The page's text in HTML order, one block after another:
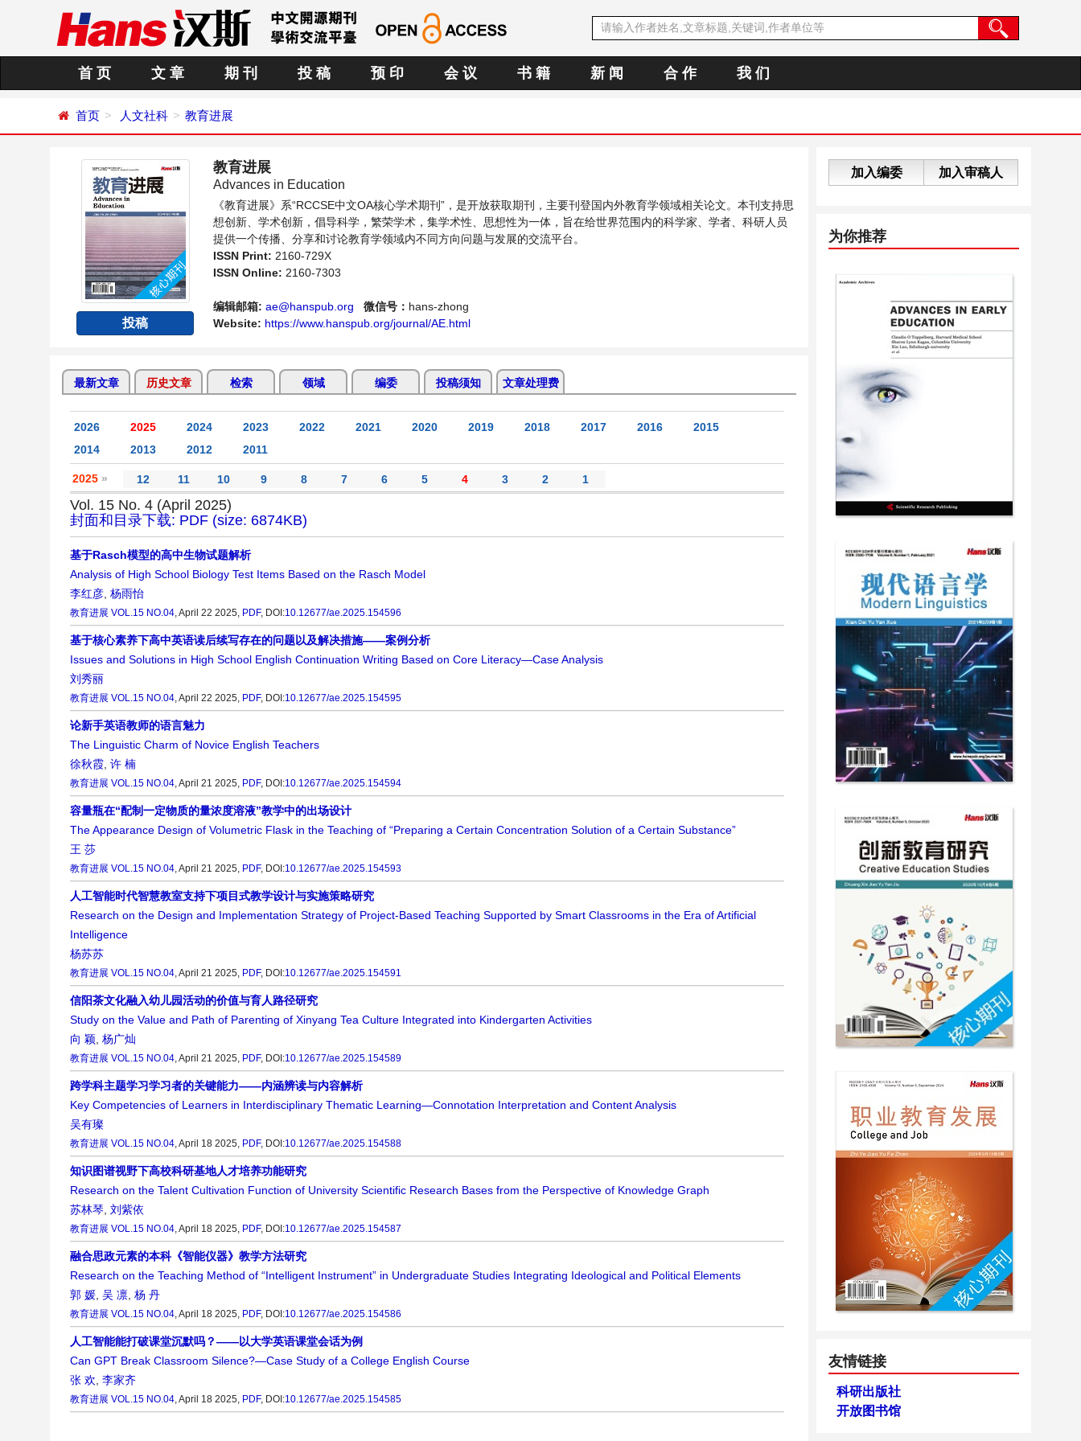
首 页 文 章 期 刊 投 稿 预 印 会 议 书 籍 新 闻 合 作 我 们
首页 人文社科 教育进展
投稿
教育进展
Advances in Education
《教育进展》系“RCCSE中文OA核心学术期刊”，是开放获取期刊，主要刊登国内外教育学领域相关论文。本刊支持思
想创新、学术创新，倡导科学，繁荣学术，集学术性、思想性为一体，旨在给世界范围内的科学家、学者、科研人员
提供一个传播、分享和讨论教育学领域内不同方向问题与发展的交流平台。
ISSN Print: 2160-729X
ISSN Online: 2160-7303
编辑邮箱: ae@hanspub.org 微信号： hans-zhong
Website: https://www.hanspub.org/journal/AE.html
最新文章 历史文章 检索 领域 编委 投稿须知 文章处理费
2026 2025 2024 2023 2022 2021 2020 2019 2018 2017 2016
2015
2014
2013 2012 2011
2025 » 12 11 10 9 8 7 6 5 4 3 2 1
Vol. 15 No. 4 (April 2025)
封面和目录下载: PDF (size: 6874KB)
基于Rasch模型的高中生物试题解析
Analysis of High School Biology Test Items Based on the Rasch Model
李红彦, 杨雨怡
教育进展 VOL.15 NO.04, April 22 2025, PDF, DOI:10.12677/ae.2025.154596
基于核心素养下高中英语读后续写存在的问题以及解决措施——案例分析
Issues and Solutions in High School English Continuation Writing Based on Core Literacy—Case Analysis
刘秀丽
教育进展 VOL.15 NO.04, April 22 2025, PDF, DOI:10.12677/ae.2025.154595
论新手英语教师的语言魅力
The Linguistic Charm of Novice English Teachers
徐秋霞, 许 楠
教育进展 VOL.15 NO.04, April 21 2025, PDF, DOI:10.12677/ae.2025.154594
容量瓶在“配制一定物质的量浓度溶液”教学中的出场设计
The Appearance Design of Volumetric Flask in the Teaching of “Preparing a Certain Concentration Solution of a Certain Substance”
王 莎
教育进展 VOL.15 NO.04, April 21 2025, PDF, DOI:10.12677/ae.2025.154593
人工智能时代智慧教室支持下项目式教学设计与实施策略研究
Research on the Design and Implementation Strategy of Project-Based Teaching Supported by Smart Classrooms in the Era of Artificial
Intelligence
杨苏苏
教育进展 VOL.15 NO.04, April 21 2025, PDF, DOI:10.12677/ae.2025.154591
信阳茶文化融入幼儿园活动的价值与育人路径研究
Study on the Value and Path of Parenting of Xinyang Tea Culture Integrated into Kindergarten Activities
向 颖, 杨广灿
教育进展 VOL.15 NO.04, April 21 2025, PDF, DOI:10.12677/ae.2025.154589
跨学科主题学习学习者的关键能力——内涵辨读与内容解析
Key Competencies of Learners in Interdisciplinary Thematic Learning—Connotation Interpretation and Content Analysis
吴有璨
教育进展 VOL.15 NO.04, April 18 2025, PDF, DOI:10.12677/ae.2025.154588
知识图谱视野下高校科研基地人才培养功能研究
Research on the Talent Cultivation Function of University Scientific Research Bases from the Perspective of Knowledge Graph
苏林琴, 刘紫依
教育进展 VOL.15 NO.04, April 18 2025, PDF, DOI:10.12677/ae.2025.154587
融合思政元素的本科《智能仪器》教学方法研究
Research on the Teaching Method of “Intelligent Instrument” in Undergraduate Studies Integrating Ideological and Political Elements
郭 媛, 吴 凛, 杨 丹
教育进展 VOL.15 NO.04, April 18 2025, PDF, DOI:10.12677/ae.2025.154586
人工智能能打破课堂沉默吗？——以大学英语课堂会话为例
Can GPT Break Classroom Silence?—Case Study of a College English Course
张 欢, 李家齐
教育进展 VOL.15 NO.04, April 18 2025, PDF, DOI:10.12677/ae.2025.154585
加入编委 加入审稿人
为你推荐
友情链接
科研出版社
开放图书馆